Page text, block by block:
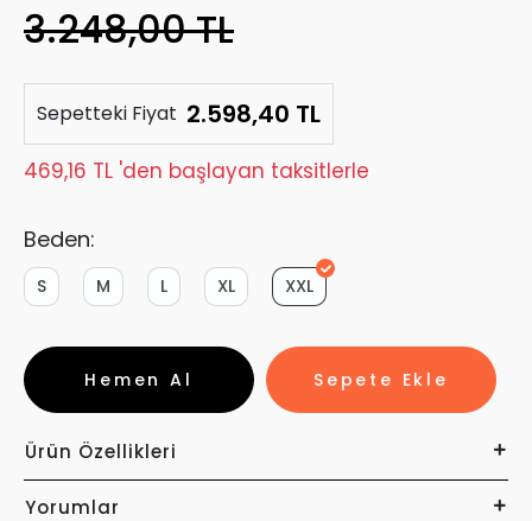
3.248,00 TL
Sepetteki Fiyat 2.598,40 TL
469,16 TL 'den başlayan taksitlerle
Beden:
XXL
XL
L
M
S
Sepete Ekle
Hemen Al
Ürün Özellikleri
Yorumlar